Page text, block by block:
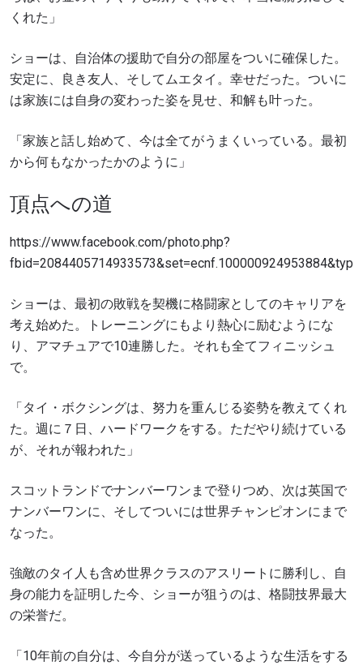
くれた」
ショーは、自治体の援助で自分の部屋をついに確保した。
安定に、良き友人、そしてムエタイ。幸せだった。ついに
は家族には自身の変わった姿を見せ、和解も叶った。
「家族と話し始めて、今は全てがうまくいっている。最初
から何もなかったかのように」
頂点への道
https://www.facebook.com/photo.php?
ショーは、最初の敗戦を契機に格闘家としてのキャリアを
考え始めた。トレーニングにもより熱心に励むようにな
り、アマチュアで10連勝した。それも全てフィニッシュ
で。
「タイ・ボクシングは、努力を重んじる姿勢を教えてくれ
た。週に７日、ハードワークをする。ただやり続けている
が、それが報われた」
スコットランドでナンバーワンまで登りつめ、次は英国で
ナンバーワンに、そしてついには世界チャンピオンにまで
なった。
強敵のタイ人も含め世界クラスのアスリートに勝利し、自
身の能力を証明した今、ショーが狙うのは、格闘技界最大
の栄誉だ。
「10年前の自分は、今自分が送っているような生活をする